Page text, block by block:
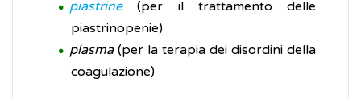
piastrine(per il trattamento delle
piastrinopenie)
plasma(per la terapia dei disordini della
coagulazione)